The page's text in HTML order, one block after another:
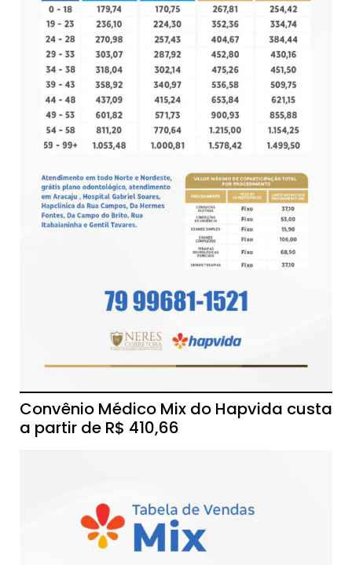
Convênio Médico Mix do Hapvida custa
a partir de R$ 410,66